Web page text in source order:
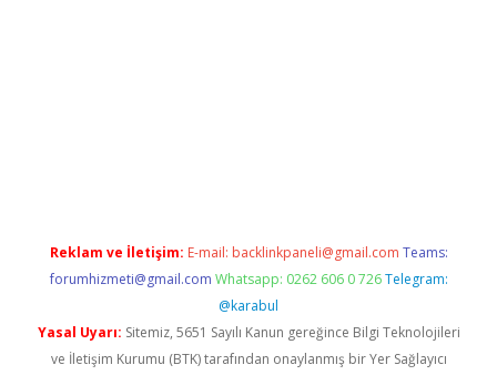
Reklam ve İletişim: E-mail: backlinkpaneli@gmail.com Teams:
forumhizmeti@gmail.com Whatsapp: 0262 606 0 726 Telegram:
@karabul
Yasal Uyarı: Sitemiz, 5651 Sayılı Kanun gereğince Bilgi Teknolojileri
ve İletişim Kurumu (BTK) tarafından onaylanmış bir Yer Sağlayıcı